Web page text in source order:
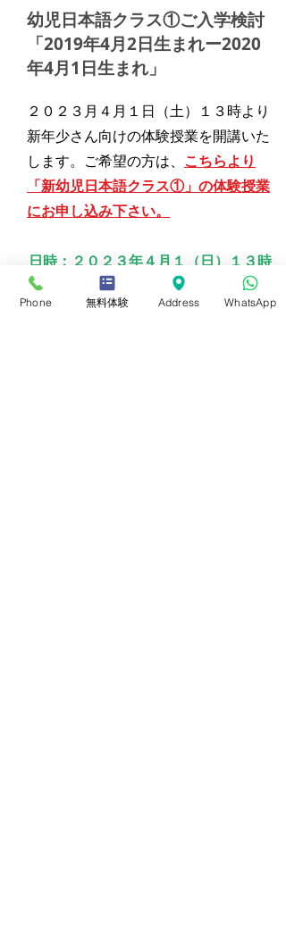
幼児日本語クラス①ご入学検討
「2019年4月2日生まれー2020
年4月1日生まれ」
２０２３月４月１日（土）１３時より
新年少さん向けの体験授業を開講いた
します。ご希望の方は、 こちらより
「新幼児日本語クラス①」の体験授業
にお申し込み下さい。
日時：２０２３年４月１（日）１３時
より１４時（１時間）
Phone 無料体験 Address WhatsApp